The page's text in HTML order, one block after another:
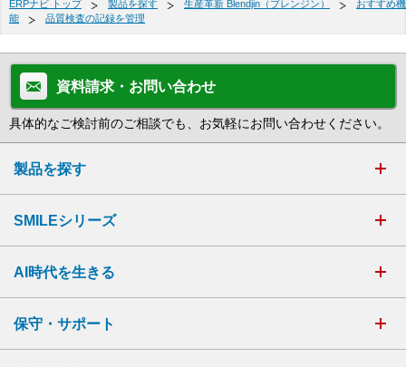
ERPナビ トップ 製品を探す 生産革新 Blendjin（ブレンジン）
おすすめ機
能
品質検査の記録を管理
資料請求・お問い合わせ
具体的なご検討前のご相談でも、お気軽にお問い合わせください。
製品を探す
SMILEシリーズ
AI時代を生きる
保守・サポート